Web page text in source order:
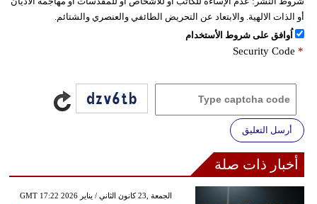
أو الذات الالهية. والابتعاد عن التحريض الطائفي والعنصري والشتائم.
اُوافق على شروط الأستخدام
Security Code *
أرسل التعليق
أخبار ذات صلة
GMT 17:22 2026 الجمعة ,23 كانون الثاني / يناير